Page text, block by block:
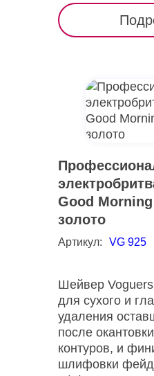
Good Morning
золото
Артикул: VG 925
Шейвер
для сухого и
удаления
после
контуров, и
шлифовки